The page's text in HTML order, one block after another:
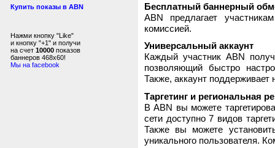
Купить показы в ABN
Нажми кнопку "Like"
и кнопку "+1" и получи
на счет 10000 показов
баннеров 468x60!
Мы на facebook
Бесплатный баннерный
ABN предлагает
комиссией.
Универсальный аккаунт
Каждый участник ABN
позволяющий быстро
Также, аккаунт поддерживает
Таргетинг и региональная
В ABN вы можете
сети доступно 7 видов
Также вы можете
уникального пользователя.